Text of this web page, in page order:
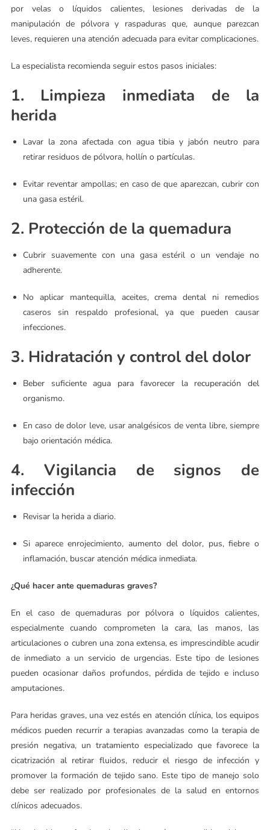
por velas o líquidos calientes, lesiones derivadas de la
manipulación de pólvora y raspaduras que, aunque parezcan
leves, requieren una atención adecuada para evitar complicaciones.
La especialista recomienda seguir estos pasos iniciales:
1. Limpieza inmediata de la
herida
Lavar la zona afectada con agua tibia y jabón neutro para
retirar residuos de pólvora, hollín o partículas.
Evitar reventar ampollas; en caso de que aparezcan, cubrir con
una gasa estéril.
2. Protección de la quemadura
Cubrir suavemente con una gasa estéril o un vendaje no
adherente.
No aplicar mantequilla, aceites, crema dental ni remedios
caseros sin respaldo profesional, ya que pueden causar
infecciones.
3. Hidratación y control del dolor
Beber suficiente agua para favorecer la recuperación del
organismo.
En caso de dolor leve, usar analgésicos de venta libre, siempre
bajo orientación médica.
4. Vigilancia de signos de
infección
Revisar la herida a diario.
Si aparece enrojecimiento, aumento del dolor, pus, fiebre o
inflamación, buscar atención médica inmediata.
¿Qué hacer ante quemaduras graves?
En el caso de quemaduras por pólvora o líquidos calientes,
especialmente cuando comprometen la cara, las manos, las
articulaciones o cubren una zona extensa, es imprescindible acudir
de inmediato a un servicio de urgencias. Este tipo de lesiones
pueden ocasionar daños profundos, pérdida de tejido e incluso
amputaciones.
Para heridas graves, una vez estés en atención clínica, los equipos
médicos pueden recurrir a terapias avanzadas como la terapia de
presión negativa, un tratamiento especializado que favorece la
cicatrización al retirar fluidos, reducir el riesgo de infección y
promover la formación de tejido sano. Este tipo de manejo solo
debe ser realizado por profesionales de la salud en entornos
clínicos adecuados.